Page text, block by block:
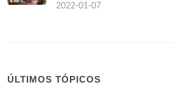
2022-01-07
ÚLTIMOS TÓPICOS